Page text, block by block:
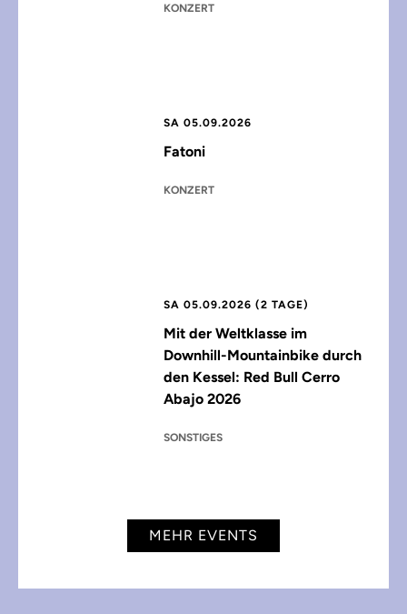
KONZERT
SA 05.09.2026
Fatoni
KONZERT
SA 05.09.2026 (2 TAGE)
Mit der Weltklasse im
Downhill-Mountainbike durch
den Kessel: Red Bull Cerro
Abajo 2026
SONSTIGES
MEHR EVENTS